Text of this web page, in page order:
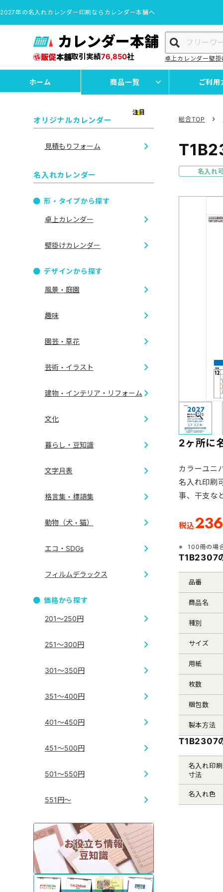
2027年の名入れカレンダー印刷ならカレンダー本舗へ
カレンダー本舗
取引実績76,850社 卓上カレンダー壁
ホーム 商品一覧 ご利用
総合TOP
名入れ
2ヶ所に
カラーユニ
名入れ印刷
事、干支な
税込236
100冊の場
T1B2307
品番
商品名
種別
サイズ
用紙
枚数
梱包数
製本方法
T1B2307
名入れ印刷
寸法
名入れ色
オリジナルカレンダー
注目
見積もりフォーム
名入れカレンダー
形・タイプから探す
卓上カレンダー
壁掛けカレンダー
デザインから探す
風景・庭園
世界の風
趣味
乗り物
園芸・草花
ガーデニ
フラワー
芸術・イラスト
イラスト
花鳥画
七福神
建物・インテリア・リフォーム
外観
文化
暮らし・豆知識
開運
文字月表
格言集・標語集
短冊
動物（犬・猫）
犬
エコ・SDGs
エコ
フィルムデラックス
価格から探す
201～250円
251～300円
301～350円
351～400円
401～450円
451～500円
501～550円
551円～